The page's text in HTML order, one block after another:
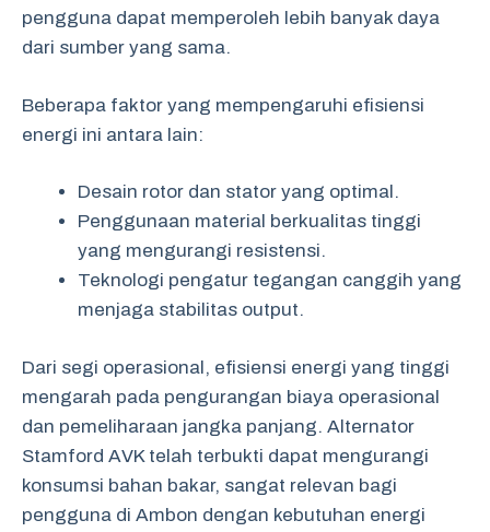
pengguna dapat memperoleh lebih banyak daya
dari sumber yang sama.
Beberapa faktor yang mempengaruhi efisiensi
energi ini antara lain:
Desain rotor dan stator yang optimal.
Penggunaan material berkualitas tinggi
yang mengurangi resistensi.
Teknologi pengatur tegangan canggih yang
menjaga stabilitas output.
Dari segi operasional, efisiensi energi yang tinggi
mengarah pada pengurangan biaya operasional
dan pemeliharaan jangka panjang. Alternator
Stamford AVK telah terbukti dapat mengurangi
konsumsi bahan bakar, sangat relevan bagi
pengguna di Ambon dengan kebutuhan energi